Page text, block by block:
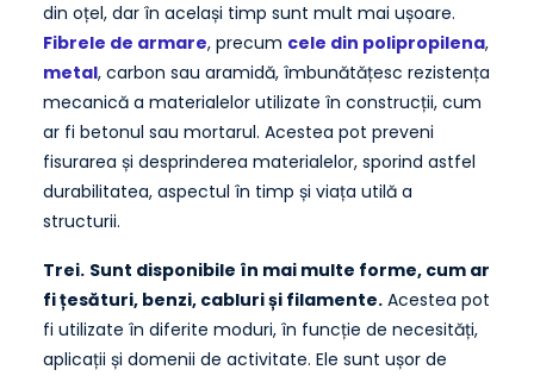
din oțel, dar în același timp sunt mult mai ușoare.
Fibrele de armare, precum cele din polipropilena,
metal, carbon sau aramidă, îmbunătățesc rezistența
mecanică a materialelor utilizate în construcții, cum
ar fi betonul sau mortarul. Acestea pot preveni
fisurarea și desprinderea materialelor, sporind astfel
durabilitatea, aspectul în timp și viața utilă a
structurii.
Trei. Sunt disponibile în mai multe forme, cum ar
fi țesături, benzi, cabluri și filamente. Acestea pot
fi utilizate în diferite moduri, în funcție de necesități,
aplicații și domenii de activitate. Ele sunt ușor de